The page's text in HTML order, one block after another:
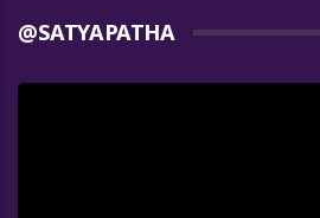
@SATYAPATHA